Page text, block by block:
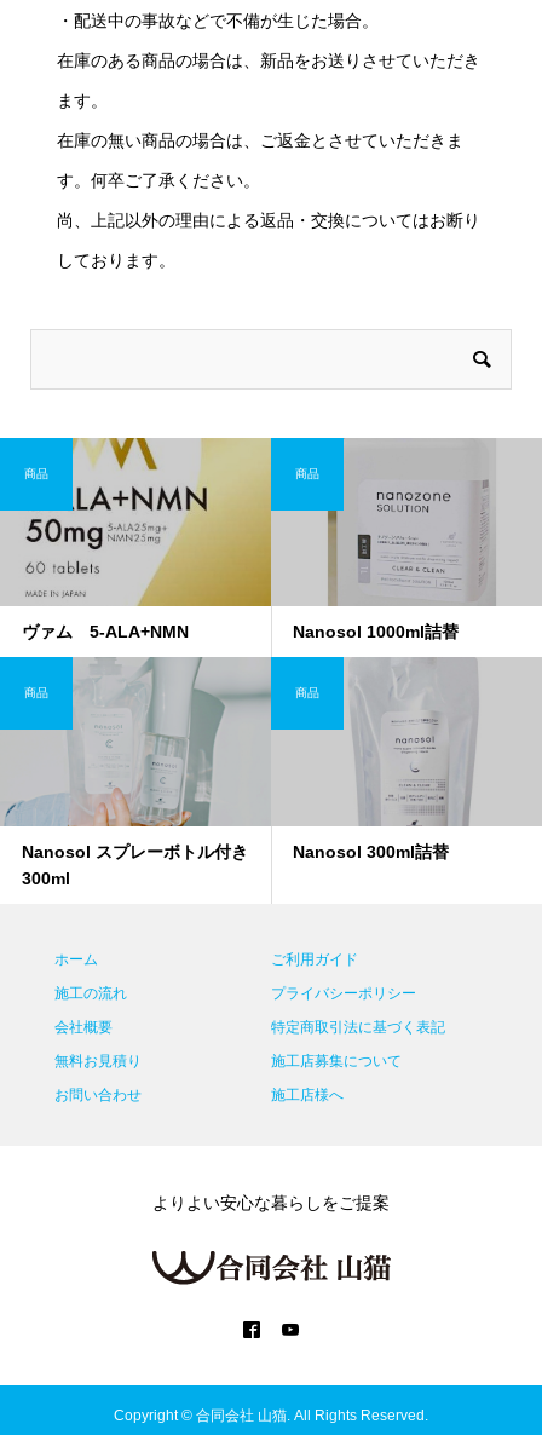
・配送中の事故などで不備が生じた場合。
在庫のある商品の場合は、新品をお送りさせていただき
ます。
在庫の無い商品の場合は、ご返金とさせていただきま
す。何卒ご了承ください。
尚、上記以外の理由による返品・交換についてはお断り
しております。
ヴァム 5-ALA+NMN
商品
Nanosol 1000ml詰替
商品
Nanosol スプレーボトル付き
300ml
商品
Nanosol 300ml詰替
商品
ホーム
施工の流れ
会社概要
無料お見積り
お問い合わせ
ご利用ガイド
プライバシーポリシー
特定商取引法に基づく表記
施工店募集について
施工店様へ
よりよい安心な暮らしをご提案
Copyright © 合同会社 山猫. All Rights Reserved.